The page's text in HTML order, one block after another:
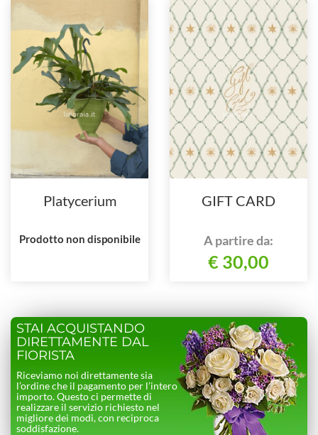
Platycerium
Prodotto non disponibile
GIFT CARD
A partire da:
€ 30,00
STAI ACQUISTANDO
DIRETTAMENTE DAL
FIORISTA
Riceviamo noi direttamente sia
l’ordine che il pagamento per l’intero
importo. Questo ci permette di
realizzare il servizio richiesto nel
migliore dei modi, con reciproca
soddisfazione.